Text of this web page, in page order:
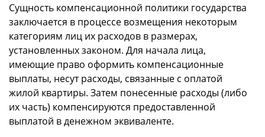
Сущность компенсационной политики государства
заключается в процессе возмещения некоторым
категориям лиц их расходов в размерах,
установленных законом. Для начала лица,
имеющие право оформить компенсационные
выплаты, несут расходы, связанные с оплатой
жилой квартиры. Затем понесенные расходы (либо
их часть) компенсируются предоставленной
выплатой в денежном эквиваленте.